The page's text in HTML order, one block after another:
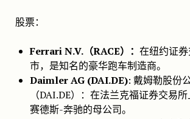
股票：
Ferrari N.V.（RACE）： 在纽约证
市，是知名的豪华跑车制造商。
Daimler AG (DAI.DE): 戴姆勒股份
（DAI.DE）：在法兰克福证券交易
赛德斯-奔驰的母公司。